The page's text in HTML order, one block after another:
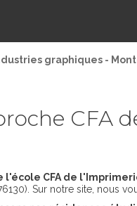
graphiques -
CFA
CFA de
Sur notre site, nous